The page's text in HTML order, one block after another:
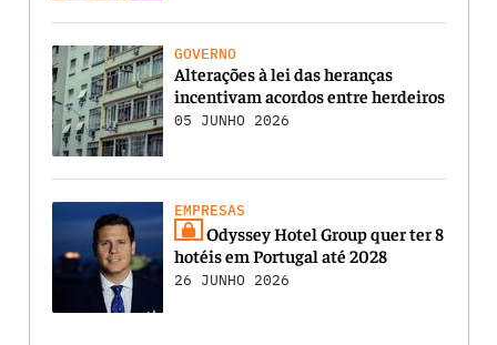
GOVERNO
Alterações à lei das heranças
incentivam acordos entre herdeiros
05 JUNHO 2026
EMPRESAS
Odyssey Hotel Group quer ter 8
hotéis em Portugal até 2028
26 JUNHO 2026